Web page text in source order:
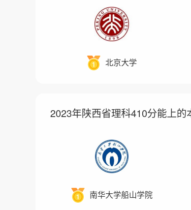
北京大学
2023年陕西省理科410分能上的
南华大学船山学院